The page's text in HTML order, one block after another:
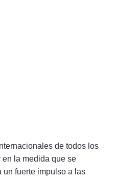
de todos los
la medida que se
un fuerte impulso a las